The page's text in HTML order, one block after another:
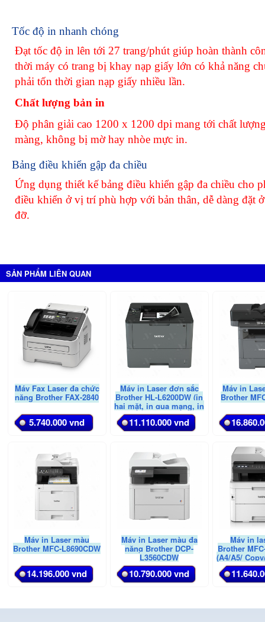
Tốc độ in nhanh chóng
Đạt tốc độ in lên tới 27 trang/phút giúp hoàn thành
thời máy có trang bị khay nạp giấy lớn có khả năng
phải tốn thời gian nạp giấy nhiều lần.
Chất lượng bản in
Độ phân giải cao 1200 x 1200 dpi mang tới chất
màng, không bị mờ hay nhòe mực in.
Bảng điều khiển gập đa chiều
Ứng dụng thiết kế bảng điều khiển gập đa chiều cho
điều khiển ở vị trí phù hợp với bản thân, dễ dàng đặt
đỡ.
SẢN PHẨM LIÊN QUAN
Máy Fax Laser đa chức
năng Brother FAX-2840
5.740.000 vnd
Máy in Laser đơn sắc
Brother HL-L6200DW (in
hai mặt, in qua mạng, in
di động)
11.110.000 vnd
Máy in
Brother
Máy in Laser màu
Brother MFC-L8690CDW
14.196.000 vnd
Máy in Laser màu đa
năng Brother DCP-
L3560CDW
10.790.000 vnd
Máy in
Brother
(A4/A5/
Đảo mặt/
LAN/